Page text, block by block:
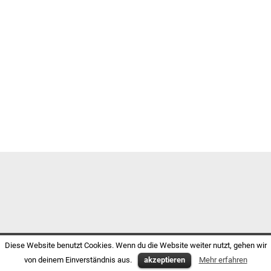
Diese Website benutzt Cookies. Wenn du die Website weiter nutzt, gehen wir
von deinem Einverständnis aus.
akzeptieren Mehr erfahren